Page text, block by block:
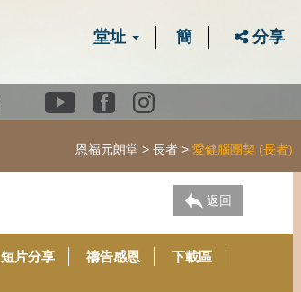
堂址 簡 分享
YoutubeFacebook
恩福元朗堂 長者 愛健腦團契 (長者)
返回
短片分享 禱告感恩
下載區